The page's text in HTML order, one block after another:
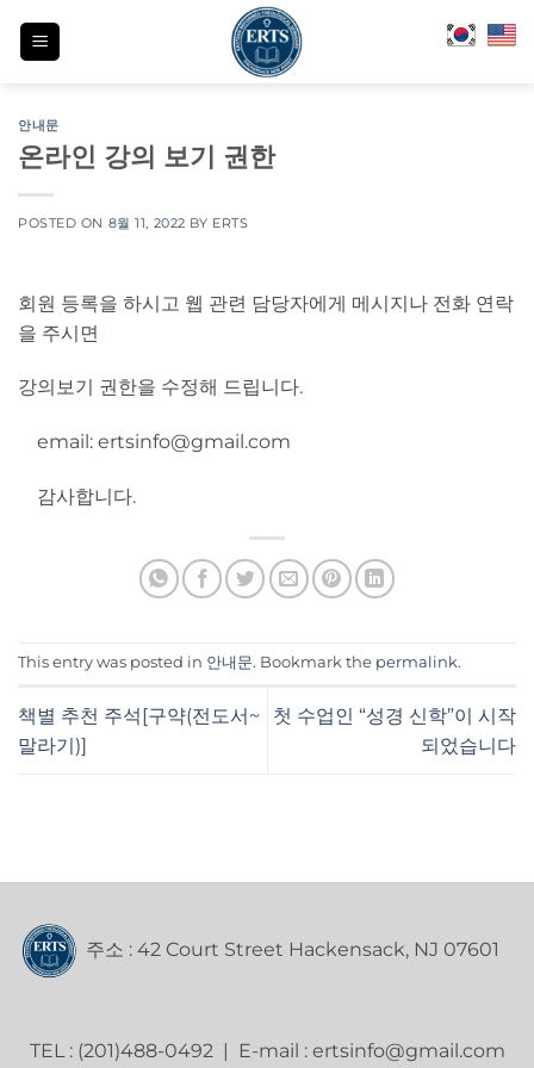
안내문
온라인 강의 보기 권한
POSTED ON 8월 11, 2022 BY ERTS
회원 등록을 하시고 웹 관련 담당자에게 메시지나 전화 연락
을 주시면
강의보기 권한을 수정해 드립니다.
email: ertsinfo@gmail.com
감사합니다.
This entry was posted in 안내문. Bookmark the permalink.
책별 추천 주석[구약(전도서~
말라기)]
첫 수업인 “성경 신학”이 시작
되었습니다
주소 : 42 Court Street Hackensack, NJ 07601
TEL : (201)488-0492 | E-mail : ertsinfo@gmail.com